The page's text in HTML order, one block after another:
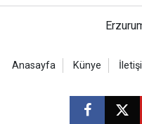
Anasayfa Künye